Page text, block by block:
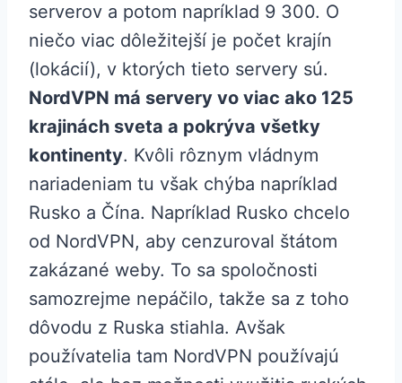
serverov a potom napríklad 9 300. O
niečo viac dôležitejší je počet krajín
(lokácií), v ktorých tieto servery sú.
NordVPN má servery vo viac ako 125
krajinách sveta a pokrýva všetky
kontinenty. Kvôli rôznym vládnym
nariadeniam tu však chýba napríklad
Rusko a Čína. Napríklad Rusko chcelo
od NordVPN, aby cenzuroval štátom
zakázané weby. To sa spoločnosti
samozrejme nepáčilo, takže sa z toho
dôvodu z Ruska stiahla. Avšak
používatelia tam NordVPN používajú